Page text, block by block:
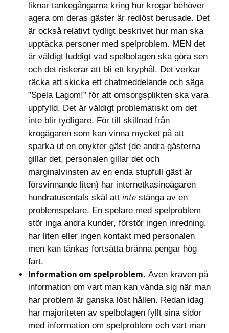
liknar tankegångarna kring hur krogar behöver
agera om deras gäster är redlöst berusade. Det
är också relativt tydligt beskrivet hur man ska
upptäcka personer med spelproblem. MEN det
är väldigt luddigt vad spelbolagen ska göra sen
och det riskerar att bli ett kryphål. Det verkar
räcka att skicka ett chatmeddelande och säga
”Spela Lagom!” för att omsorgsplikten ska vara
uppfylld. Det är väldigt problematiskt om det
inte blir tydligare. För till skillnad från
krogägaren som kan vinna mycket på att
sparka ut en onykter gäst (de andra gästerna
gillar det, personalen gillar det och
marginalvinsten av en enda stupfull gäst är
försvinnande liten) har internetkasinoägaren
hundratusentals skäl att inte stänga av en
problemspelare. En spelare med spelproblem
stör inga andra kunder, förstör ingen inredning,
har liten eller ingen kontakt med personalen
men kan tänkas fortsätta bränna pengar hög
fart.
Information om spelproblem. Även kraven på
information om vart man kan vända sig när man
har problem är ganska löst hållen. Redan idag
har majoriteten av spelbolagen fyllt sina sidor
med information om spelproblem och vart man